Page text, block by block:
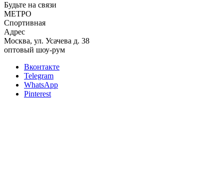
Будьте на связи
МЕТРО
Спортивная
Адрес
Москва, ул. Усачева д. 38
оптовый шоу-рум
Вконтакте
Telegram
WhatsApp
Pinterest